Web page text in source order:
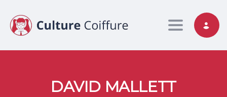
Toggle
DAVID MALLETT